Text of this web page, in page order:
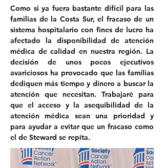
Como si ya fuera bastante difícil para las
familias de la Costa Sur, el fracaso de un
sistema hospitalario con fines de lucro ha
afectado la disponibilidad de atención
médica de calidad en nuestra región. La
decisión de unos pocos ejecutivos
avariciosos ha provocado que las familias
dediquen más tiempo y dinero a buscar la
atención que necesitan. Trabajaré para
que el acceso y la asequibilidad de la
atención médica sean una prioridad y
para ayudar a evitar que un fracaso como
el de Steward se repita.